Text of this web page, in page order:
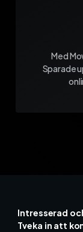
Med
Sparade
Intresserad
Tveka in att